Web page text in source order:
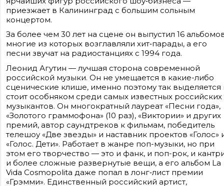
приезжает в Калининград с большим сольным
концертом.
За более чем 30 лет на сцене он выпустил 16
многие из которых возглавляли хит‑парады, а его
песни звучат на радиостанциях с 1994 года.
Леонид Агутин — лучшая сторона современной
российской музыки. Он не умещается в какие-либо
сценические клише, именно поэтому так выделяется
стоит особняком среди самых известных российских
музыкантов. Он многократный лауреат «Песни года»,
«Золотого граммофона» (10 раз), «Виктории» и других
премий, автор саундтреков к фильмам, победитель
телешоу «Две звезды» и наставник проектов «Голос»
«Голос. Дети». Работает в жанре поп-музыки, но при
этом его творчество — это и фанк, и поп-рок, и
и более сложные развернутые вещи, а его альбом La
Vida Cosmopolita даже попал в лонг‑лист премии
«Грэмми». Единственный российский артист,
Сайт входит в медиагруппу «Западная пресса» ОГРН 1063906014743, ИНН
Контакты редакции: +7(4012) 310-124, news@klops.ru. Реклама: +7 (931) 107 50 00,
reklama@klops.ru. Афиша: +7(967) 351 20 51, reklama@klops.ru
Адрес редакции и учредителя: г. Калининград, ул. Рокоссовского, 16/18, пом. I,
оф. 2
Сетевое издание "Klops.ru", регистрационный номер и дата принятия
решения о регистрации: ЭЛ № ФС 77 - 78739 от 20 июля 2020 года,
зарегистрировано Федеральной службой по надзору в сфере связи,
информационных технологий и массовых коммуникаций (Роскомнадзор).
Учредитель: ООО "Русская медиагруппа "Западная Пресса". Главный
Фомченкова Кристина Владимировна
Материалы сайта, подписанные «CC 4.0» доступны по
лицензии Creative Commons «Attribution-ShareAlike»
(«Атрибуция — На тех же условиях») 4.0 Всемирная
Для использования остальных материалов необходимо
письменное согласие правообладателя
Политика в отношении обработки персональных